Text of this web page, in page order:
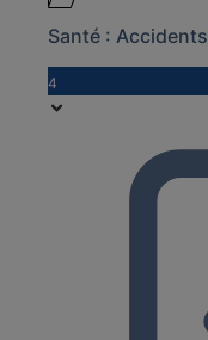
Santé : Accidents
4